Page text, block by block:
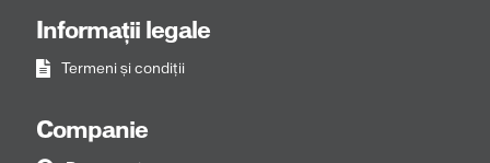
Informații legale
Termeni și condiții
Companie